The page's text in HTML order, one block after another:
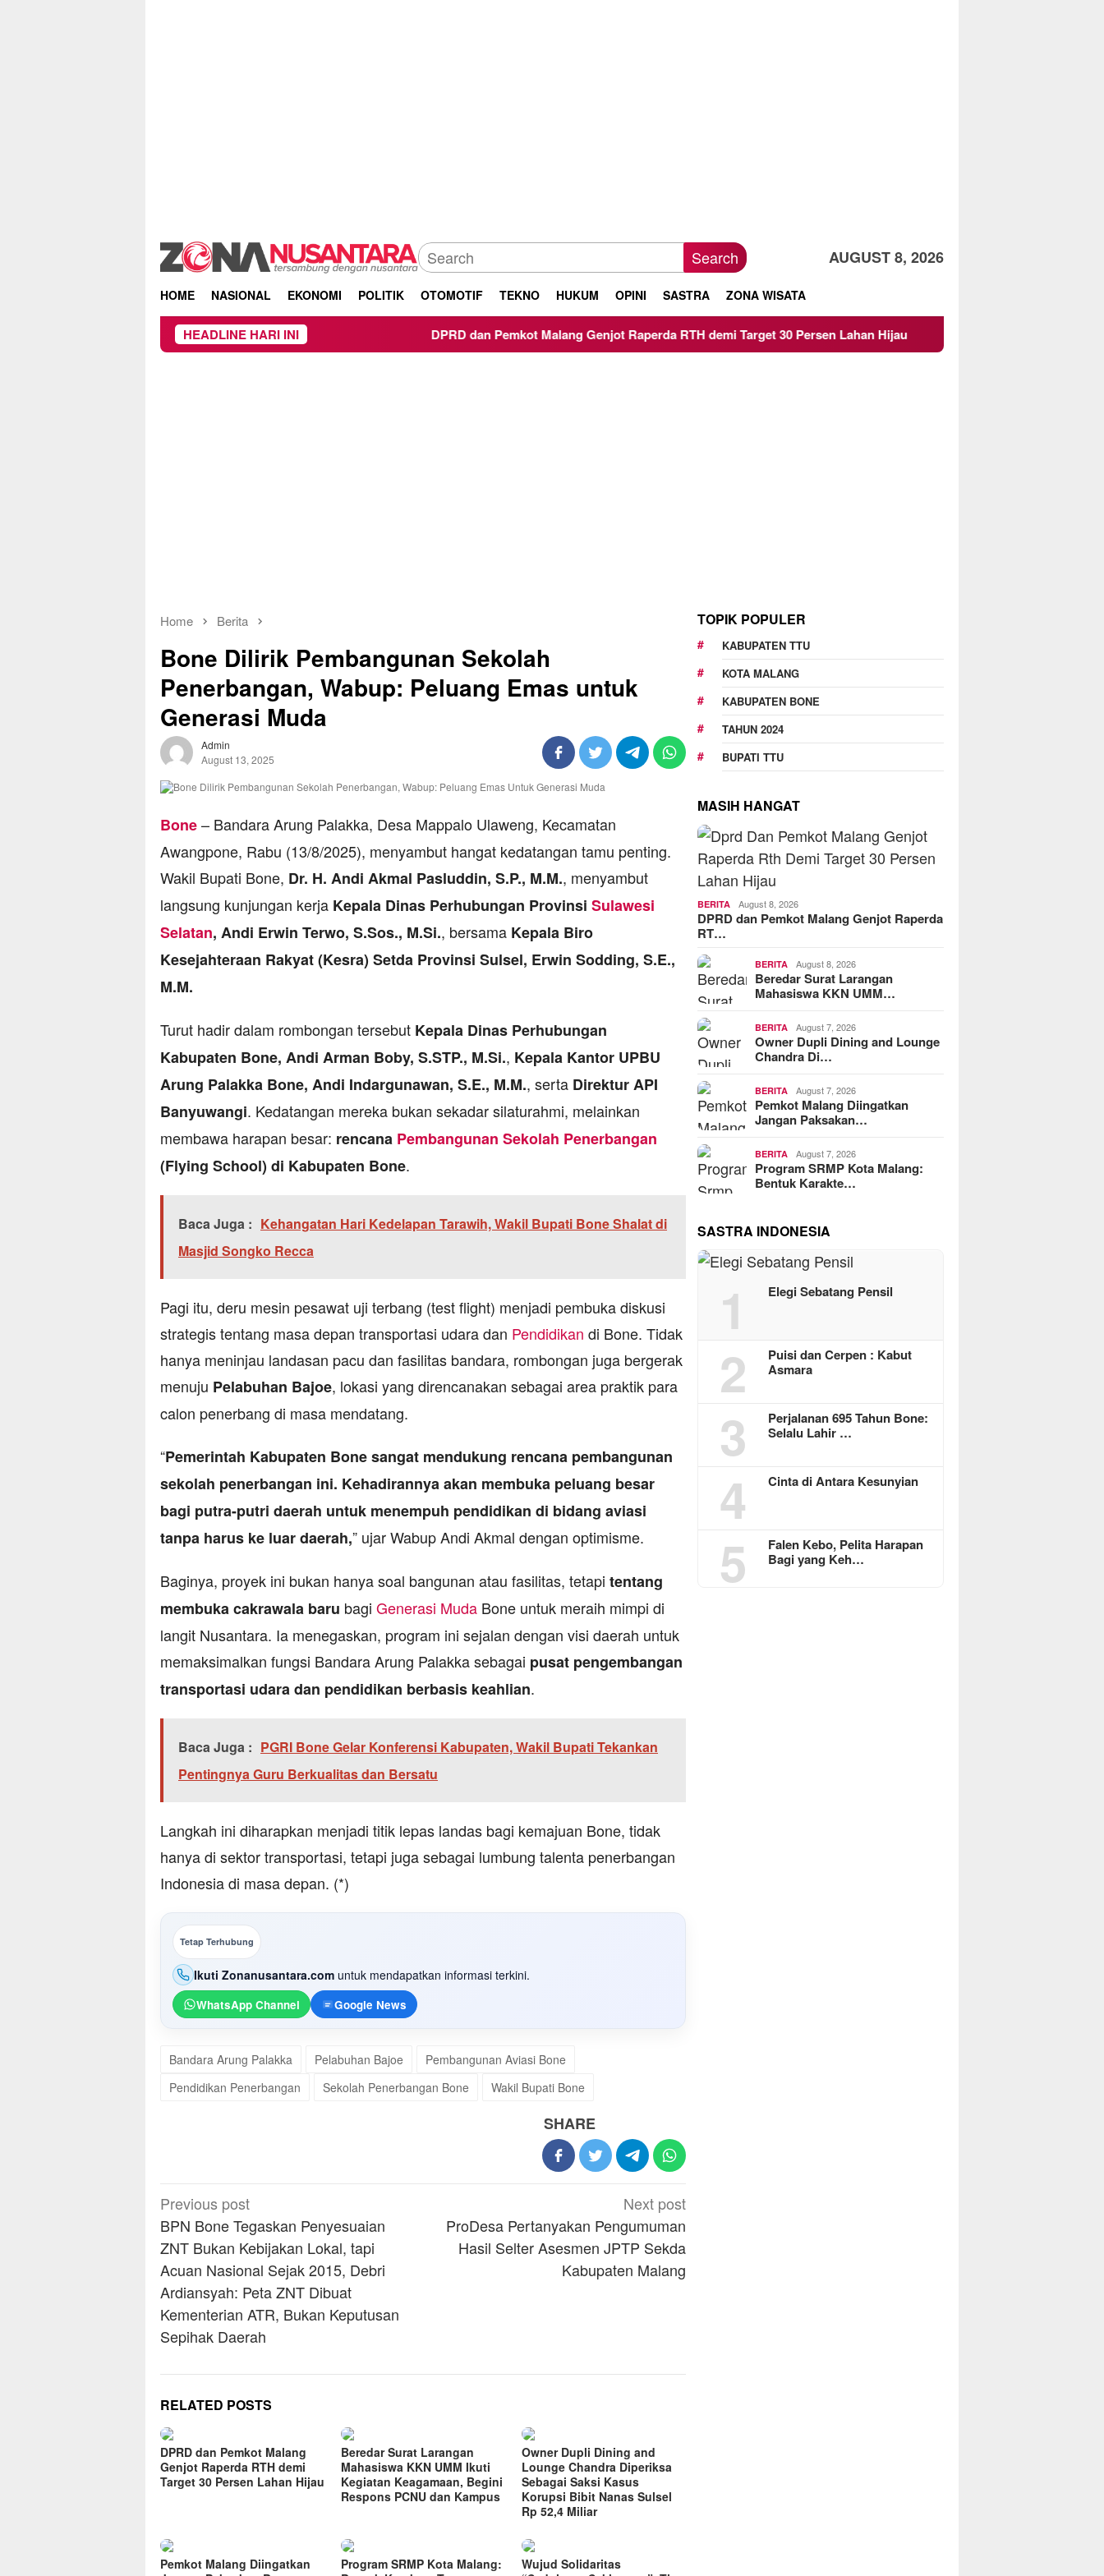
Search AUGUST 8, 2026
HOME NASIONAL EKONOMI POLITIK OTOMOTIF TEKNO HUKUM OPINI SASTRA ZONA WISATA
HEADLINE HARI INI DPRD dan Pemkot Malang Genjot Raperda RTH demi Target 30 Persen Lahan Hijau Beredar Surat Larangan Mahasiswa
Home Berita
Bone Dilirik Pembangunan Sekolah
Penerbangan, Wabup: Peluang Emas untuk
Generasi Muda
Admin
August 13, 2025
Bone– Bandara Arung Palakka, Desa Mappalo Ulaweng, Kecamatan
Awangpone, Rabu (13/8/2025), menyambut hangat kedatangan tamu penting.
Wakil Bupati Bone, Dr. H. Andi Akmal Pasluddin, S.P., M.M., menyambut
langsung kunjungan kerja Kepala Dinas Perhubungan Provinsi Sulawesi
Selatan, Andi Erwin Terwo, S.Sos., M.Si., bersama Kepala Biro
Kesejahteraan Rakyat (Kesra) Setda Provinsi Sulsel, Erwin Sodding, S.E.,
M.M.
Turut hadir dalam rombongan tersebut Kepala Dinas Perhubungan
Kabupaten Bone, Andi Arman Boby, S.STP., M.Si., Kepala Kantor UPBU
Arung Palakka Bone, Andi Indargunawan, S.E., M.M., serta Direktur API
Banyuwangi. Kedatangan mereka bukan sekadar silaturahmi, melainkan
membawa harapan besar: rencana Pembangunan Sekolah Penerbangan
(Flying School) di Kabupaten Bone.
Baca Juga : Kehangatan Hari Kedelapan Tarawih, Wakil Bupati Bone Shalat di
Masjid Songko Recca
Pagi itu, deru mesin pesawat uji terbang (test flight) menjadi pembuka diskusi
strategis tentang masa depan transportasi udara dan Pendidikan di Bone. Tidak
hanya meninjau landasan pacu dan fasilitas bandara, rombongan juga bergerak
menuju Pelabuhan Bajoe, lokasi yang direncanakan sebagai area praktik para
calon penerbang di masa mendatang.
“Pemerintah Kabupaten Bone sangat mendukung rencana pembangunan
sekolah penerbangan ini. Kehadirannya akan membuka peluang besar
bagi putra-putri daerah untuk menempuh pendidikan di bidang aviasi
tanpa harus ke luar daerah,” ujar Wabup Andi Akmal dengan optimisme.
Baginya, proyek ini bukan hanya soal bangunan atau fasilitas, tetapi tentang
membuka cakrawala baru bagi Generasi Muda Bone untuk meraih mimpi di
langit Nusantara. Ia menegaskan, program ini sejalan dengan visi daerah untuk
memaksimalkan fungsi Bandara Arung Palakka sebagai pusat pengembangan
transportasi udara dan pendidikan berbasis keahlian.
Baca Juga : PGRI Bone Gelar Konferensi Kabupaten, Wakil Bupati Tekankan
Pentingnya Guru Berkualitas dan Bersatu
Langkah ini diharapkan menjadi titik lepas landas bagi kemajuan Bone, tidak
hanya di sektor transportasi, tetapi juga sebagai lumbung talenta penerbangan
Indonesia di masa depan. (*)
Tetap Terhubung
Ikuti Zonanusantara.com untuk mendapatkan informasi terkini.
WhatsApp Channel Google News
Bandara Arung Palakka Pelabuhan Bajoe
Pembangunan Aviasi Bone
Pendidikan Penerbangan
Sekolah Penerbangan Bone Wakil Bupati Bone
SHARE
Post
navigation
Previous post
BPN Bone Tegaskan Penyesuaian
ZNT Bukan Kebijakan Lokal, tapi
Acuan Nasional Sejak 2015, Debri
Ardiansyah: Peta ZNT Dibuat
Kementerian ATR, Bukan Keputusan
Sepihak Daerah
Next post
ProDesa Pertanyakan Pengumuman
Hasil Selter Asesmen JPTP Sekda
Kabupaten Malang
RELATED POSTS
DPRD dan Pemkot Malang
Genjot Raperda RTH demi
Target 30 Persen Lahan Hijau
Beredar Surat Larangan
Mahasiswa KKN UMM Ikuti
Kegiatan Keagamaan, Begini
Respons PCNU dan Kampus
Owner Dupli Dining and
Lounge Chandra Diperiksa
Sebagai Saksi Kasus
Korupsi Bibit Nanas Sulsel
Rp 52,4 Miliar
Pemkot Malang Diingatkan
Program SRMP Kota Malang:
Wujud Solidaritas
TOPIK POPULER
KABUPATEN TTU
KOTA MALANG
KABUPATEN BONE
TAHUN 2024
BUPATI TTU
MASIH HANGAT
BERITA August 8, 2026
DPRD dan Pemkot Malang Genjot Raperda
RT…
BERITA August 8, 2026
Beredar Surat Larangan
Mahasiswa KKN UMM…
BERITA August 7, 2026
Owner Dupli Dining and Lounge
Chandra Di…
BERITA August 7, 2026
Pemkot Malang Diingatkan
Jangan Paksakan…
BERITA August 7, 2026
Program SRMP Kota Malang:
Bentuk Karakte…
SASTRA INDONESIA
1 Elegi Sebatang Pensil
2
Puisi dan Cerpen : Kabut
Asmara
3
Perjalanan 695 Tahun Bone:
Selalu Lahir …
4 Cinta di Antara Kesunyian
5
Falen Kebo, Pelita Harapan
Bagi yang Keh…